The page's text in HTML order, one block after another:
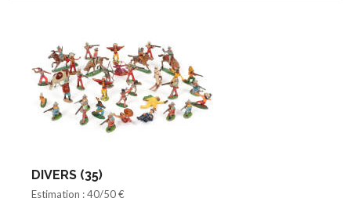
DIVERS (35)
Estimation : 40/50 €